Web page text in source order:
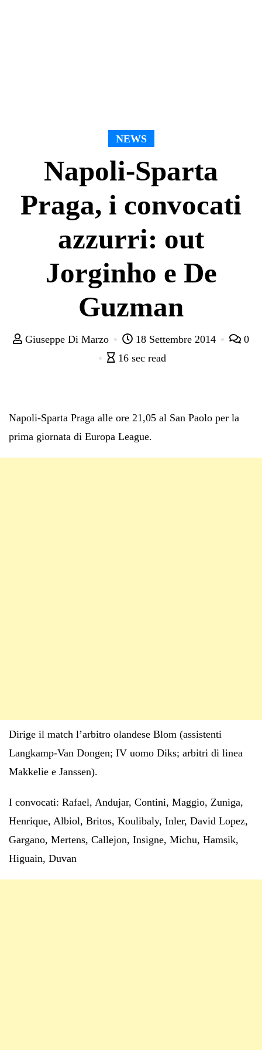
NEWS
Napoli-Sparta
Praga, i convocati
azzurri: out
Jorginho e De
Guzman
Giuseppe Di Marzo 18 Settembre 2014
0
16 sec read
Napoli-Sparta Praga alle ore 21,05 al San Paolo per la
prima giornata di Europa League.
Dirige il match l’arbitro olandese Blom (assistenti
Langkamp-Van Dongen; IV uomo Diks; arbitri di linea
Makkelie e Janssen).
I convocati: Rafael, Andujar, Contini, Maggio, Zuniga,
Henrique, Albiol, Britos, Koulibaly, Inler, David Lopez,
Gargano, Mertens, Callejon, Insigne, Michu, Hamsik,
Higuain, Duvan